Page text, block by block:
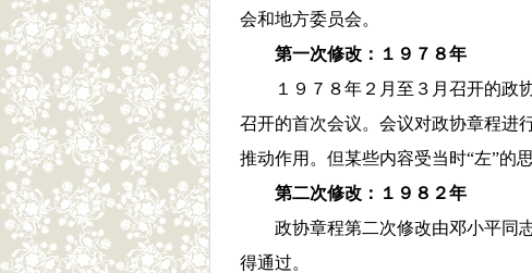
会和地方委员会。
第一次修改：１９７８年
１９７８年２月至３月召开的政
召开的首次会议。会议对政协章程进
推动作用。但某些内容受当时“左”的
第二次修改：１９８２年
政协章程第二次修改由邓小平同
得通过。